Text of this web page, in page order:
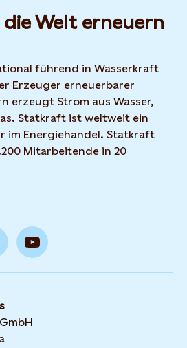
Welt erneuern
führend in Wasserkraft
Erzeuger erneuerbarer
erzeugt Strom aus Wasser,
Statkraft ist weltweit ein
im Energiehandel. Statkraft
Mitarbeitende in 20